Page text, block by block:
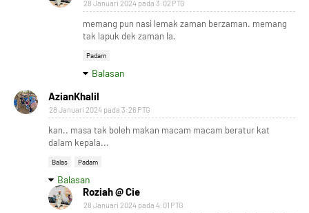
28 Januari 2024 pada 3:02 PTG
memang pun nasi lemak zaman berzaman. memang
tak lapuk dek zaman la.
Padam
Balasan
AzianKhalil
28 Januari 2024 pada 3:26 PTG
kan.. masa tak boleh makan macam macam beratur kat
dalam kepala...
Balas Padam
Balasan
Roziah @ Cie
28 Januari 2024 pada 4:01 PTG